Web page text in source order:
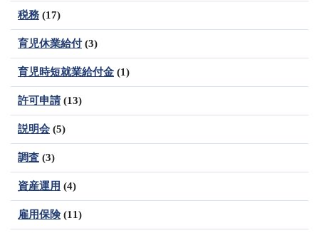
税務 (17)
育児休業給付(3)
育児時短就業給付金 (1)
許可申請 (13)
説明会 (5)
調査 (3)
資産運用 (4)
雇用保険(11)